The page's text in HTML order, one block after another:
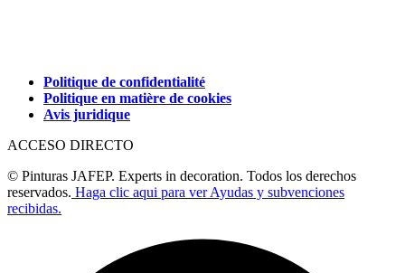
Politique de confidentialité
Politique en matière de cookies
Avis juridique
ACCESO DIRECTO
© Pinturas JAFEP. Experts in decoration. Todos los derechos
reservados. Haga clic aqui para ver Ayudas y subvenciones
recibidas.